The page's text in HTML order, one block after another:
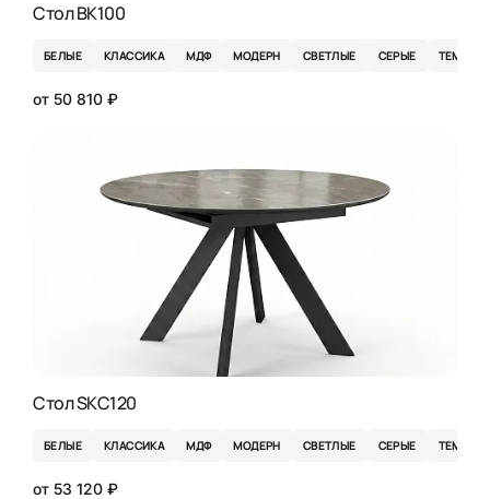
Стол BK100
БЕЛЫЕ КЛАССИКА МДФ МОДЕРН СВЕТЛЫЕ СЕРЫЕ ТЕМНЫЕ
от 50 810 ₽
Стол SKC120
БЕЛЫЕ КЛАССИКА МДФ МОДЕРН СВЕТЛЫЕ СЕРЫЕ ТЕМНЫЕ
от 53 120 ₽